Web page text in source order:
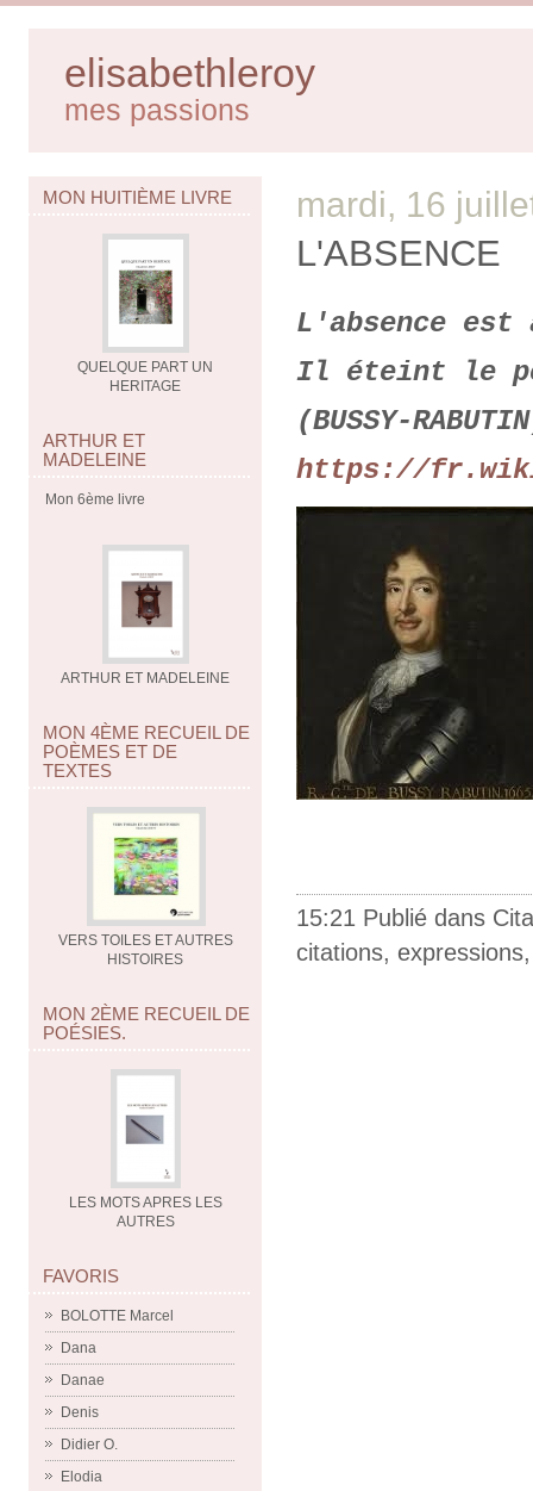
elisabethleroy
mes passions
MON HUITIÈME LIVRE
QUELQUE PART UN
HERITAGE
ARTHUR ET
MADELEINE
Mon 6ème livre
ARTHUR ET MADELEINE
MON 4ÈME RECUEIL DE
POÈMES ET DE
TEXTES
VERS TOILES ET AUTRES
HISTOIRES
MON 2ÈME RECUEIL DE
POÉSIES.
LES MOTS APRES LES
AUTRES
FAVORIS
BOLOTTE Marcel
Dana
Danae
Denis
Didier O.
Elodia
mardi, 16
L'ABSENCE
L'absence
Il éteint le
(BUSSY-
https://
15:21 Publié dans
citations, expressions